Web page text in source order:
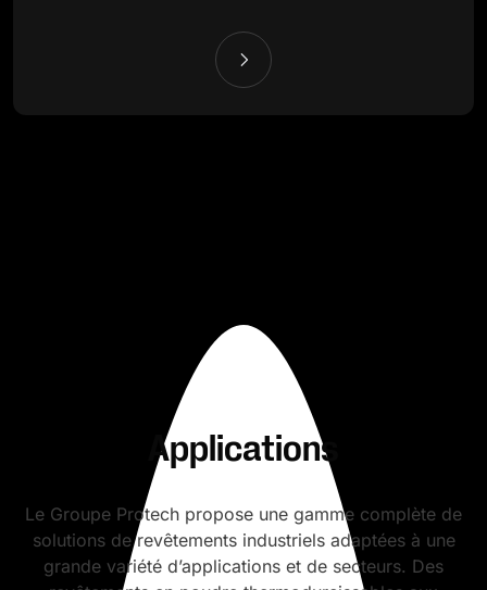
Applications
Le Groupe Protech propose une gamme complète de
solutions de revêtements industriels adaptées à une
grande variété d’applications et de secteurs. Des